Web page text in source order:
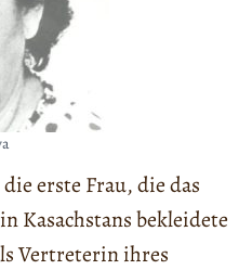
erste Frau, die das
Kasachstans bekleidete
Vertreterin ihres